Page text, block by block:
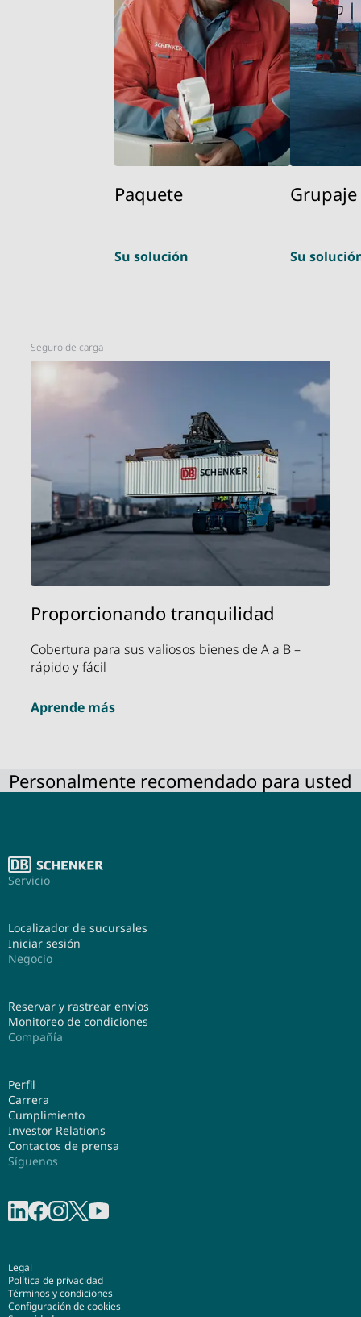
Paquete
Su solución
Grupaje
Su
Seguro de carga
Proporcionando tranquilidad
Cobertura para sus valiosos bienes de A a B –
rápido y fácil
Aprende más
Personalmente recomendado para usted
Servicio
Localizador de sucursales
Iniciar sesión
Negocio
Reservar y rastrear envíos
Monitoreo de condiciones
Compañía
Perfil
Carrera
Cumplimiento
Investor Relations
Contactos de prensa
Síguenos
Legal
Política de privacidad
Términos y condiciones
Configuración de cookies